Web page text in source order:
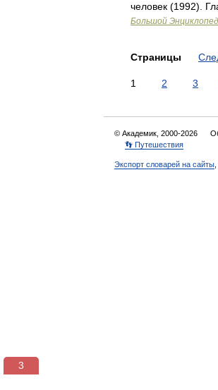
человек (1992).
Большой
Страницы
1 2 3
© Академик, 2000-2026
👣 Путешествия
Экспорт словарей на сайты
3